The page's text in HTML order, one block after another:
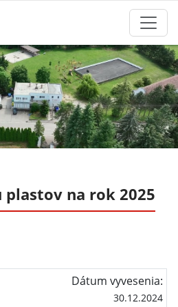
plastov na rok 2025
Dátum vyvesenia:
30.12.2024